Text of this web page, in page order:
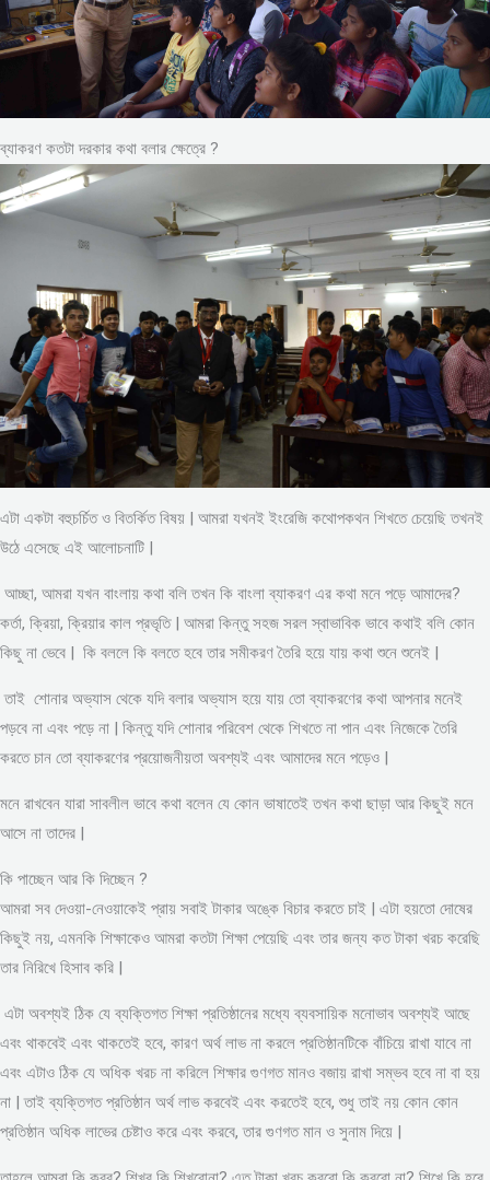
ব্যাকরণ কতটা দরকার কথা বলার ক্ষেত্রে ?
এটা একটা বহুচর্চিত ও বিতর্কিত বিষয় | আমরা যখনই ইংরেজি কথোপকথন শিখতে চেয়েছি তখনই
উঠে এসেছে এই আলোচনাটি |
আচ্ছা, আমরা যখন বাংলায় কথা বলি তখন কি বাংলা ব্যাকরণ এর কথা মনে পড়ে আমাদের?
কর্তা, ক্রিয়া, ক্রিয়ার কাল প্রভৃতি | আমরা কিন্তু সহজ সরল স্বাভাবিক ভাবে কথাই বলি কোন
কিছু না ভেবে | কি বললে কি বলতে হবে তার সমীকরণ তৈরি হয়ে যায় কথা শুনে শুনেই |
তাই শোনার অভ্যাস থেকে যদি বলার অভ্যাস হয়ে যায় তো ব্যাকরণের কথা আপনার মনেই
পড়বে না এবং পড়ে না | কিন্তু যদি শোনার পরিবেশ থেকে শিখতে না পান এবং নিজেকে তৈরি
করতে চান তো ব্যাকরণের প্রয়োজনীয়তা অবশ্যই এবং আমাদের মনে পড়েও |
মনে রাখবেন যারা সাবলীল ভাবে কথা বলেন যে কোন ভাষাতেই তখন কথা ছাড়া আর কিছুই মনে
আসে না তাদের |
কি পাচ্ছেন আর কি দিচ্ছেন ?
আমরা সব দেওয়া-নেওয়াকেই প্রায় সবাই টাকার অঙ্কে বিচার করতে চাই | এটা হয়তো দোষের
কিছুই নয়, এমনকি শিক্ষাকেও আমরা কতটা শিক্ষা পেয়েছি এবং তার জন্য কত টাকা খরচ করেছি
তার নিরিখে হিসাব করি |
এটা অবশ্যই ঠিক যে ব্যক্তিগত শিক্ষা প্রতিষ্ঠানের মধ্যে ব্যবসায়িক মনোভাব অবশ্যই আছে
এবং থাকবেই এবং থাকতেই হবে, কারণ অর্থ লাভ না করলে প্রতিষ্ঠানটিকে বাঁচিয়ে রাখা যাবে না
এবং এটাও ঠিক যে অধিক খরচ না করিলে শিক্ষার গুণগত মানও বজায় রাখা সম্ভব হবে না বা হয়
না | তাই ব্যক্তিগত প্রতিষ্ঠান অর্থ লাভ করবেই এবং করতেই হবে, শুধু তাই নয় কোন কোন
প্রতিষ্ঠান অধিক লাভের চেষ্টাও করে এবং করবে, তার গুণগত মান ও সুনাম দিয়ে |